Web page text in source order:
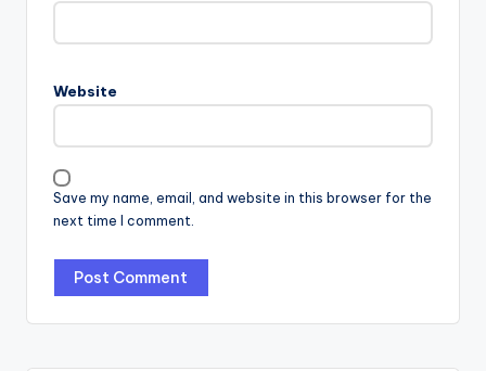
Website
Save my name, email, and website in this browser for the
next time I comment.